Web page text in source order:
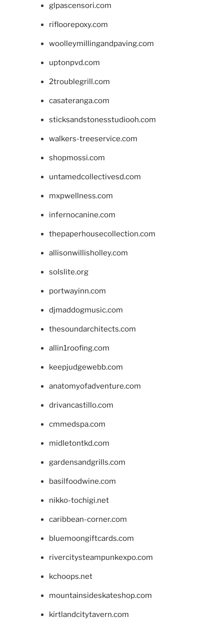
glpascensori.com
rifloorepoxy.com
woolleymillingandpaving.com
uptonpvd.com
2troublegrill.com
casateranga.com
sticksandstonesstudiooh.com
walkers-treeservice.com
shopmossi.com
untamedcollectivesd.com
mxpwellness.com
infernocanine.com
thepaperhousecollection.com
allisonwillisholley.com
solslite.org
portwayinn.com
djmaddogmusic.com
thesoundarchitects.com
allin1roofing.com
keepjudgewebb.com
anatomyofadventure.com
drivancastillo.com
cmmedspa.com
midletontkd.com
gardensandgrills.com
basilfoodwine.com
nikko-tochigi.net
caribbean-corner.com
bluemoongiftcards.com
rivercitysteampunkexpo.com
kchoops.net
mountainsideskateshop.com
kirtlandcitytavern.com